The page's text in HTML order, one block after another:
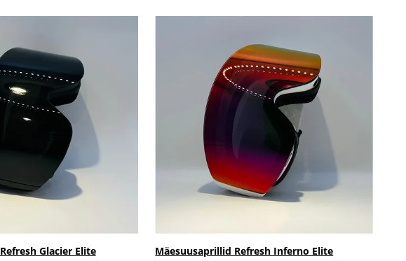
Glacier Elite
Mäesuusaprillid Refresh Inferno Elite